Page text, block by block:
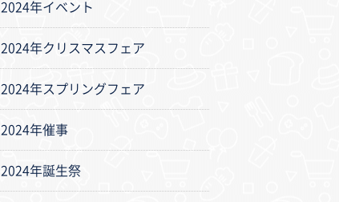
2024年イベント
2024年クリスマスフェア
2024年スプリングフェア
2024年催事
2024年誕生祭